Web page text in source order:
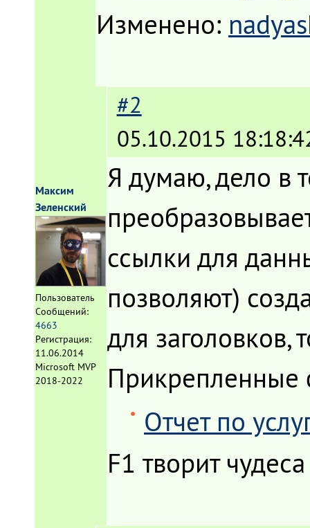
Изменено:
Максим
Зеленский
Пользователь
Сообщений:
4663
Регистрация:
11.06.2014
Microsoft MVP
2018-2022
#2
05.10.2015
Я думаю, дело в
ссылки для
позволяют)
для заголовков,
Отчет по
F1 творит чудеса